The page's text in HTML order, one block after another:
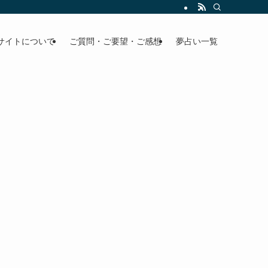
イトについて ご質問・ご要望・ご感想 夢占い一覧